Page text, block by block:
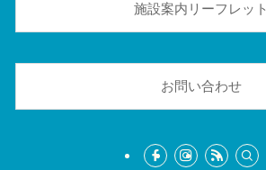
施設案内リーフレット
お問い合わせ